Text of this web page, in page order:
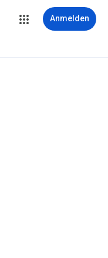
Anmelden